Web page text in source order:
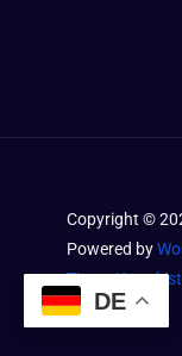
Copyright ©
Powered by
Timos
DE